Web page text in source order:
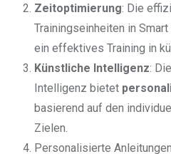
Zeitoptimierung: Die
Trainingseinheiten in
ein effektives Training in
Künstliche Intelligenz:
Intelligenz bietet
basierend auf den
Zielen.
Personalisierte